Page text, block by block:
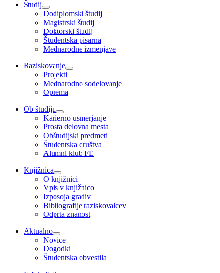
Študij
Dodiplomski študij
Magistrski študij
Doktorski študij
Študentska pisarna
Mednarodne izmenjave
Raziskovanje
Projekti
Mednarodno sodelovanje
Oprema
Ob študiju
Karierno usmerjanje
Prosta delovna mesta
Obštudijski predmeti
Študentska društva
Alumni klub FE
Knjižnica
O knjižnici
Vpis v knjižnico
Izposoja gradiv
Bibliografije raziskovalcev
Odprta znanost
Aktualno
Novice
Dogodki
Študentska obvestila